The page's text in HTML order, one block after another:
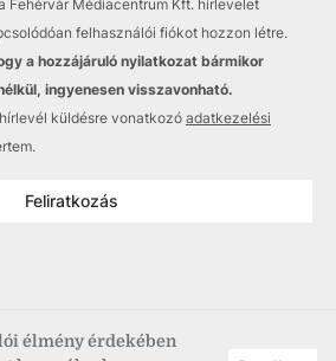
élmény érdekében
Fehérvár Médiacentrum Kft. hírlevelet
felhasználói fiókot hozzon létre.
a hozzájáruló nyilatkozat bármikor
ingyenesen visszavonható.
küldésre vonatkozó adatkezelési
Feliratkozás